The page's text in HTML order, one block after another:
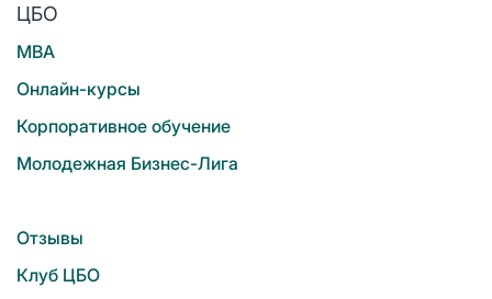
ЦБО
MBA
Онлайн-курсы
Корпоративное обучение
Молодежная Бизнес-Лига
Отзывы
Клуб ЦБО